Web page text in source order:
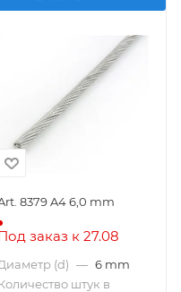
8379 A4 6,0 mm
заказ к 27.08
(d) — 6 mm
штук в